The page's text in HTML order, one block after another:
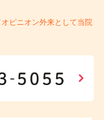
ピニオン外来として当院